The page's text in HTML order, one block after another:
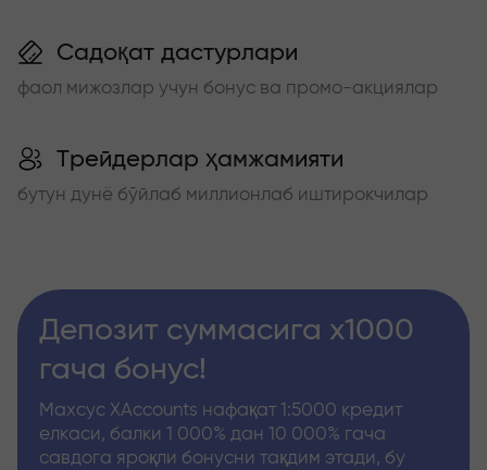
Садоқат дастурлари
фаол мижозлар учун бонус ва промо-акциялар
Трейдерлар ҳамжамияти
бутун дунё бўйлаб миллионлаб иштирокчилар
Депозит суммасига x1000
гача бонус!
Махсус XAccounts нафақат 1:5000 кредит
елкаси, балки 1 000% дан 10 000% гача
савдога яроқли бонусни тақдим этади, бу